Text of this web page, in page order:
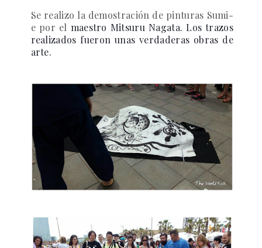
Se realizo la demostración de pinturas Sumi-
epor el maestro Mitsuru Nagata.Los trazos
realizados fueron unas verdaderas obras de
arte.